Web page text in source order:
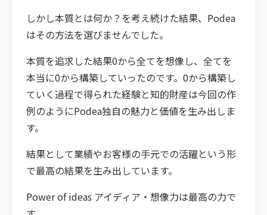
しかし本質とは何か？を考え続けた結果、Podea
はその方法を選びませんでした。
本質を追求した結果0から全てを想像し、全てを
本当に0から構築していったのです。0から構築し
ていく過程で得られた経験と知的財産は今回の作
例のようにPodea独自の魅力と価値を生み出しま
す。
結果として業績やお客様の手元での活躍という形
で最高の結果を生み出しています。
Power of ideas アイディア・想像力は最高の力で